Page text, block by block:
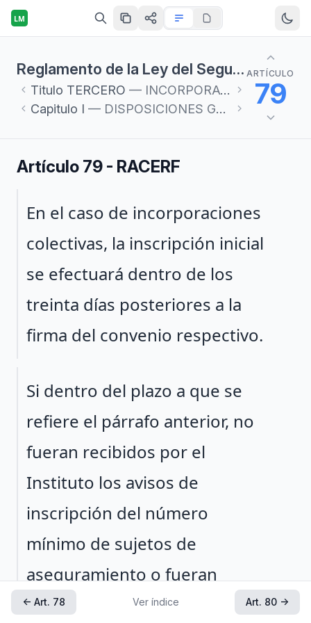
LM
Reglamento de la Ley del Seguro Social en materia de Afiliación, Clasificación de Empresas, Recaudación y Fiscalización
Titulo TERCERO — INCORPORACIÓN VOLUNTARIA AL RÉGIMEN OBLIGATORIO
Capitulo I — DISPOSICIONES GENERALES
ARTÍCULO
79
Artículo 79 - RACERF
Párrafo 1
En el caso de incorporaciones
colectivas, la inscripción inicial
se efectuará dentro de los
treinta días posteriores a la
firma del convenio respectivo.
Párrafo 2
Si dentro del plazo a que se
refiere el párrafo anterior, no
fueran recibidos por el
Instituto los avisos de
inscripción del número
mínimo de sujetos de
aseguramiento o fueran
presentados
← Art. 78 Ver índice Art. 80 →